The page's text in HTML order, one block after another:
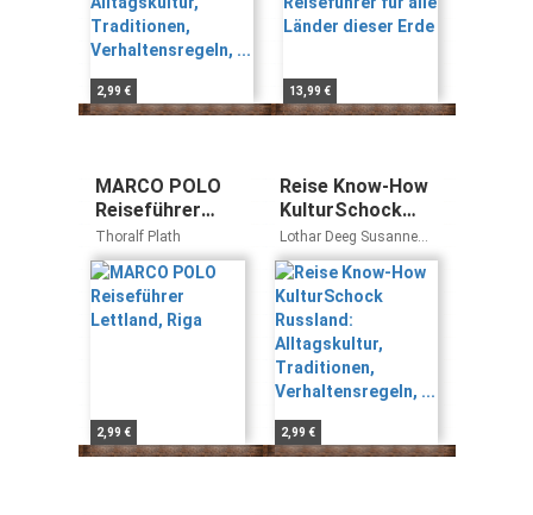
2,99 € 13,99 €
MARCO POLO
Reiseführer
Lettland, Riga
Thoralf Plath
2,99 €
Reise Know-How
KulturSchock
Russland:
Alltagskultur,
Traditionen,
Verhaltensregeln,
...
Lothar Deeg Susanne
Brammerloh
2,99 €